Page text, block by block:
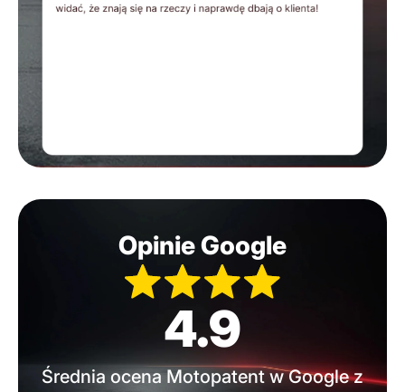
Opinie Google
4.9
Średnia ocena Motopatent w Google z